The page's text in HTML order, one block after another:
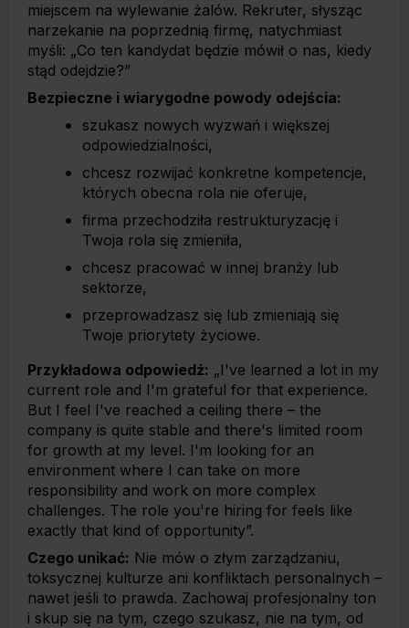
miejscem na wylewanie żalów. Rekruter, słysząc
narzekanie na poprzednią firmę, natychmiast
myśli: „Co ten kandydat będzie mówił o nas, kiedy
stąd odejdzie?”
Bezpieczne i wiarygodne powody odejścia:
szukasz nowych wyzwań i większej
odpowiedzialności,
chcesz rozwijać konkretne kompetencje,
których obecna rola nie oferuje,
firma przechodziła restrukturyzację i
Twoja rola się zmieniła,
chcesz pracować w innej branży lub
sektorze,
przeprowadzasz się lub zmieniają się
Twoje priorytety życiowe.
Przykładowa odpowiedź: „I've learned a lot in my
current role and I'm grateful for that experience.
But I feel I've reached a ceiling there – the
company is quite stable and there's limited room
for growth at my level. I'm looking for an
environment where I can take on more
responsibility and work on more complex
challenges. The role you're hiring for feels like
exactly that kind of opportunity”.
Czego unikać: Nie mów o złym zarządzaniu,
toksycznej kulturze ani konfliktach personalnych –
nawet jeśli to prawda. Zachowaj profesjonalny ton
i skup się na tym, czego szukasz, nie na tym, od